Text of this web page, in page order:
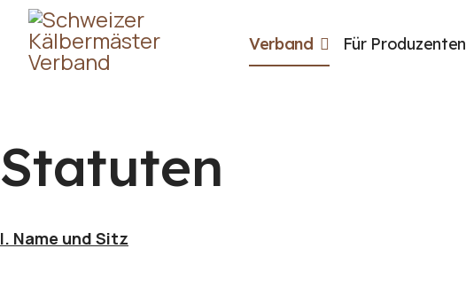
Verband Für Produzenten
Statuten
I. Name und Sitz